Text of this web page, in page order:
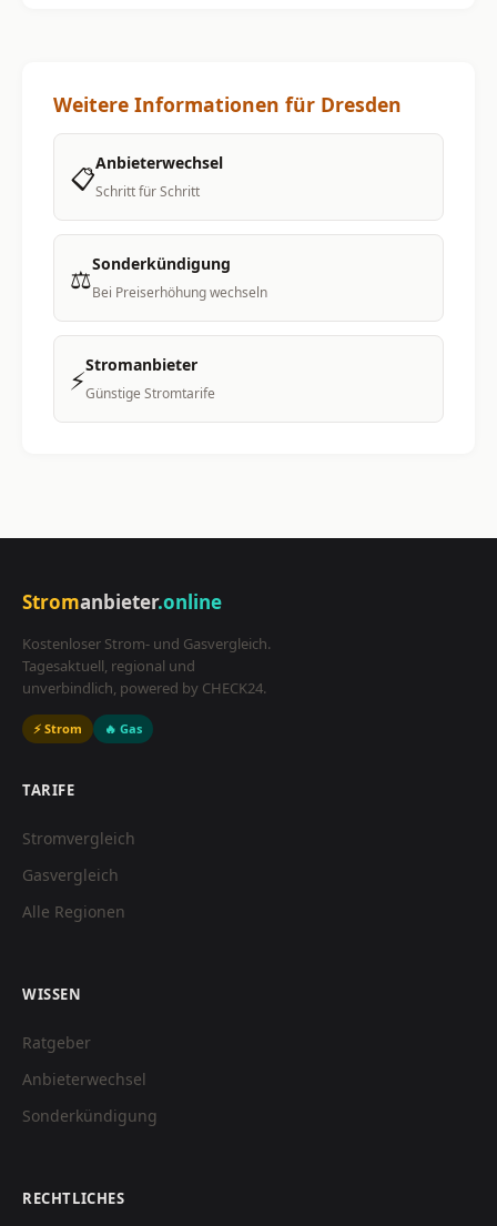
Weitere Informationen für Dresden
📋Anbieterwechsel
Schritt für Schritt
⚖️Sonderkündigung
Bei Preiserhöhung wechseln
⚡Stromanbieter
Günstige Stromtarife
Stromanbieter.online
Kostenloser Strom- und Gasvergleich.
Tagesaktuell, regional und
unverbindlich, powered by CHECK24.
⚡ Strom 🔥 Gas
TARIFE
Stromvergleich
Gasvergleich
Alle Regionen
WISSEN
Ratgeber
Anbieterwechsel
Sonderkündigung
RECHTLICHES